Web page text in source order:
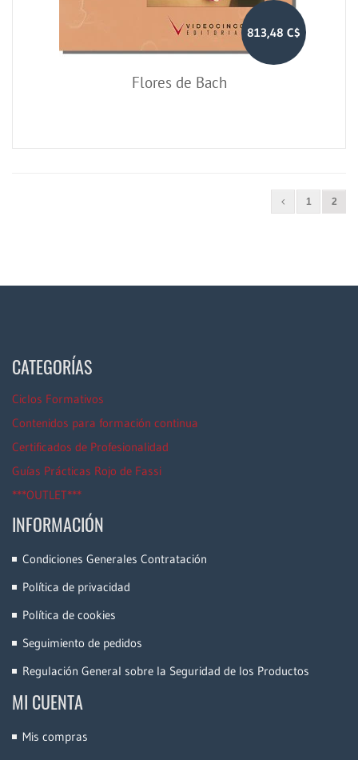
813,48 C$
Flores de Bach
1 2
CATEGORÍAS
Ciclos Formativos
Contenidos para formación continua
Certificados de Profesionalidad
Guías Prácticas Rojo de Fassi
***OUTLET***
INFORMACIÓN
Condiciones Generales Contratación
Política de privacidad
Política de cookies
Seguimiento de pedidos
Regulación General sobre la Seguridad de los Productos
MI CUENTA
Mis compras